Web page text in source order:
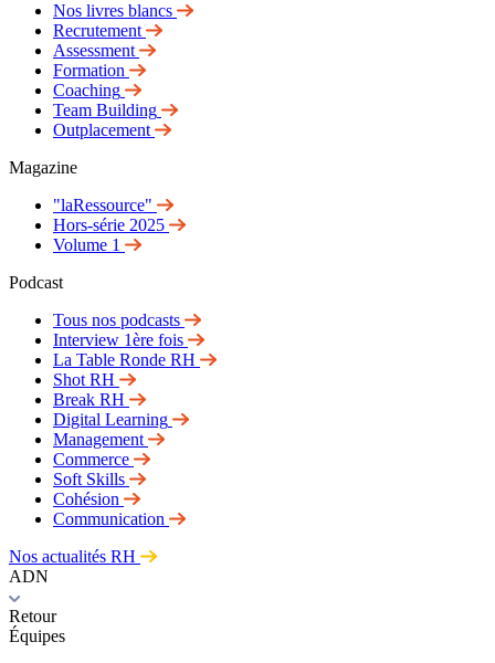
Nos livres blancs
Recrutement
Assessment
Formation
Coaching
Team Building
Outplacement
Magazine
"laRessource"
Hors-série 2025
Volume 1
Podcast
Tous nos podcasts
Interview 1ère fois
La Table Ronde RH
Shot RH
Break RH
Digital Learning
Management
Commerce
Soft Skills
Cohésion
Communication
Nos actualités RH
ADN
Retour
Équipes